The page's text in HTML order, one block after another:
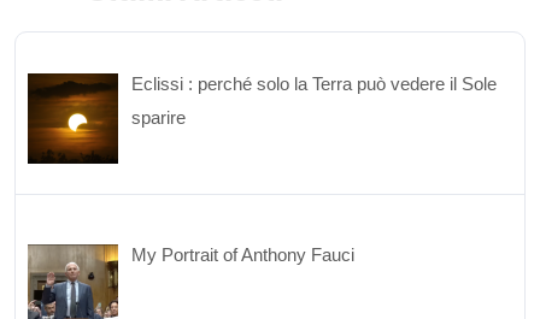
Eclissi : perché solo la Terra può vedere il Sole
sparire
My Portrait of Anthony Fauci